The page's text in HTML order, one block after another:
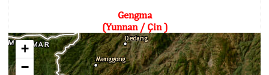
Gengma
(Yunnan / Çin )
+
−